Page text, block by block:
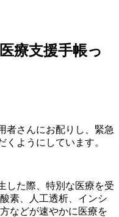
療支援手帳っ
者さんにお配りし、緊急
ようにしています。
した際、特別な医療を受
素、人工透析、インシ
などが速やかに医療を